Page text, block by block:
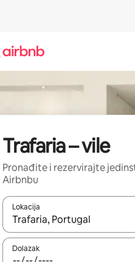
Trafaria – vile
Pronađite i rezervirajte
Airbnbu
Lokacija
Kada budu dostupni rezultati,
Dolazak